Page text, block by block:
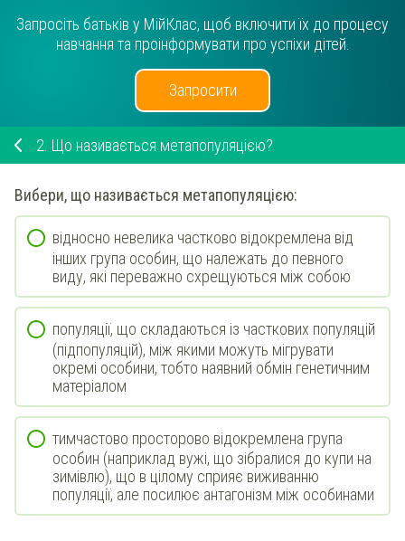
Запросіть батьків у МійКлас, щоб включити їх до процесу
навчання та проінформувати про успіхи дітей.
Запросити
2. Що називається метапопуляцією?
Вибери, що називається метапопуляцією:
відносно невелика частково відокремлена від
інших група особин, що належать до певного
виду, які переважно схрещуються між собою
популяції, що складаються із часткових популяцій
(підпопуляцій), між якими можуть мігрувати
окремі особини, тобто наявний обмін генетичним
матеріалом
тимчастово просторово відокремлена група
особин (наприклад вужі, що зібралися до купи на
зимівлю), що в цілому сприяє виживанню
популяції, але посилює антагонізм між особинами